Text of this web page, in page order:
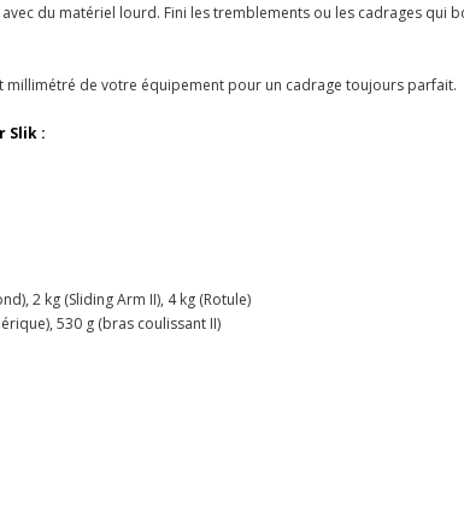
du matériel lourd. Fini les tremblements ou les cadrages qui
de votre équipement pour un cadrage toujours parfait.
Slik :
2 kg (Sliding Arm II), 4 kg (Rotule)
530 g (bras coulissant II)